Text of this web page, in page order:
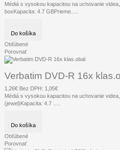
Médiá s vysokou kapacitou na uchovanie
boxKapacita: 4.7 GBPrieme.....
Do košíka
Obľúbené
Porovnať
Verbatim DVD-R 16x
1,26€ Bez DPH: 1,05€
Médiá s vysokou kapacitou na uchovanie
(jewel)Kapacita: 4.7 .....
Do košíka
Obľúbené
Porovnať